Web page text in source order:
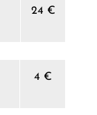
24 €
4 €